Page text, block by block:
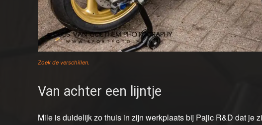
Zoek de verschillen.
Van achter een lijntje
Mile is duidelijk zo thuis in zijn werkplaats bij Pajic R&D dat je